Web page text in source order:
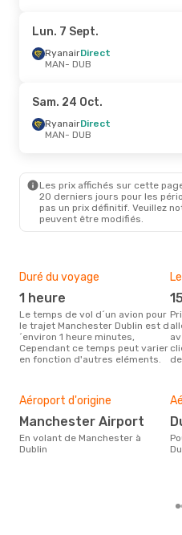
RyanairDirect
DUB - MAN
Aer LingusDirect
MAN- DUB
Aer LingusDirect
DUB - MAN
Sam. 19 Sept.- Mar. 22
Aer LingusDirect
MAN- DUB
Aer LingusDirect
DUB- MAN
Lun. 7 Sept.
RyanairDirect
MAN- DUB
Sam. 24 Oct.
RyanairDirect
MAN- DUB
Les prix affichés sur cette
20 derniers jours pour les
pas un prix définitif. Veuillez
peuvent être modifiés.
Duré du voyage
1 heure
Le temps de vol d´un avion pour
le trajet Manchester Dublin est d
´environ 1 heure minutes,
Cependant ce temps peut varier
en fonction d'autres eléments.
Prix le moins cher pour un vol
Aéroport d'origine
Manchester Airport
En volant de Manchester à
Dublin
Pour l'itinéraire de Manchester à